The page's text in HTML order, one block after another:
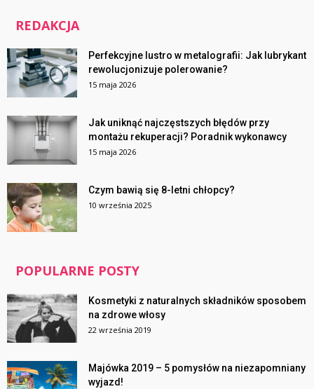
REDAKCJA
Perfekcyjne lustro w metalografii: Jak lubrykant
rewolucjonizuje polerowanie?
15 maja 2026
Jak uniknąć najczęstszych błędów przy
montażu rekuperacji? Poradnik wykonawcy
15 maja 2026
Czym bawią się 8-letni chłopcy?
10 września 2025
POPULARNE POSTY
Kosmetyki z naturalnych składników sposobem
na zdrowe włosy
22 września 2019
Majówka 2019 – 5 pomysłów na niezapomniany
wyjazd!